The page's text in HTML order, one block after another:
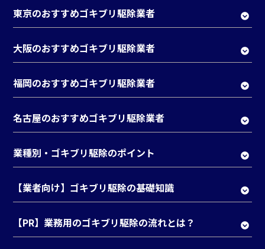
東京のおすすめゴキブリ駆除業者
大阪のおすすめゴキブリ駆除業者
福岡のおすすめゴキブリ駆除業者
名古屋のおすすめゴキブリ駆除業者
業種別・ゴキブリ駆除のポイント
【業者向け】ゴキブリ駆除の基礎知識
【PR】業務用のゴキブリ駆除の流れとは？